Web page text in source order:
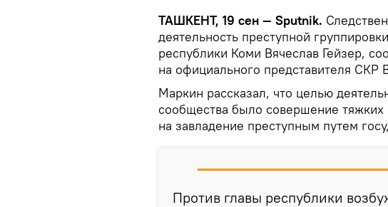
ТАШКЕНТ, 19 сен — Sputnik.
деятельность преступной
республики Коми Вячеслав Гейзер,
на официального представителя СКР
Маркин рассказал, что целью
сообщества было совершение
на завладение преступным путем
Против главы республики